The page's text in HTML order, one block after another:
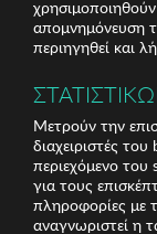
Για
(Δευτέρα έως
απομνημόνευση
περιηγηθεί και
Μετρούν την
διαχειριστές
περιεχόμενο του
για τους
πληροφορίες με
αναγνωριστεί η